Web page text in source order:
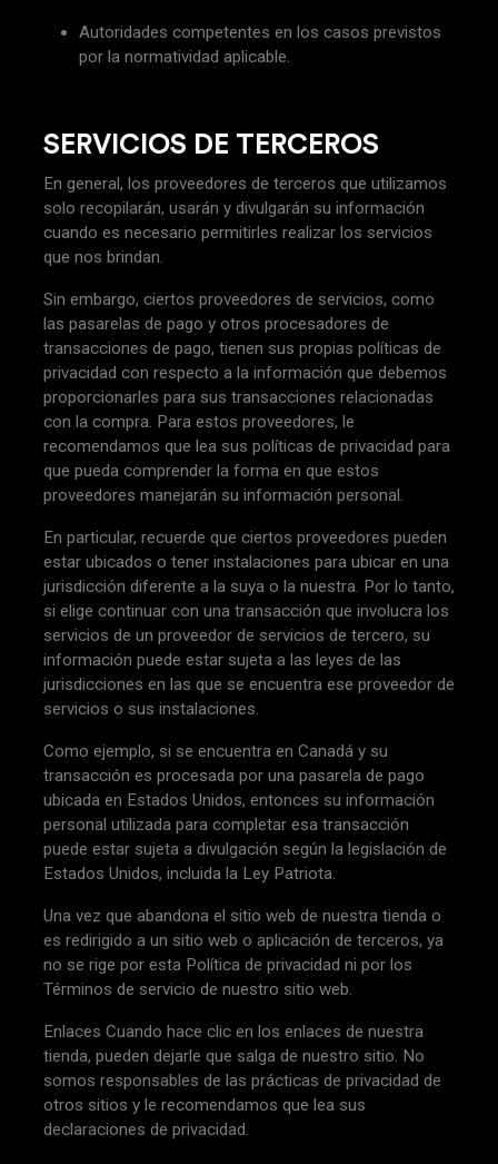
Autoridades competentes en los casos previstos
por la normatividad aplicable.
SERVICIOS DE TERCEROS
En general, los proveedores de terceros que utilizamos
solo recopilarán, usarán y divulgarán su información
cuando es necesario permitirles realizar los servicios
que nos brindan.
Sin embargo, ciertos proveedores de servicios, como
las pasarelas de pago y otros procesadores de
transacciones de pago, tienen sus propias políticas de
privacidad con respecto a la información que debemos
proporcionarles para sus transacciones relacionadas
con la compra. Para estos proveedores, le
recomendamos que lea sus políticas de privacidad para
que pueda comprender la forma en que estos
proveedores manejarán su información personal.
En particular, recuerde que ciertos proveedores pueden
estar ubicados o tener instalaciones para ubicar en una
jurisdicción diferente a la suya o la nuestra. Por lo tanto,
si elige continuar con una transacción que involucra los
servicios de un proveedor de servicios de tercero, su
información puede estar sujeta a las leyes de las
jurisdicciones en las que se encuentra ese proveedor de
servicios o sus instalaciones.
Como ejemplo, si se encuentra en Canadá y su
transacción es procesada por una pasarela de pago
ubicada en Estados Unidos, entonces su información
personal utilizada para completar esa transacción
puede estar sujeta a divulgación según la legislación de
Estados Unidos, incluida la Ley Patriota.
Una vez que abandona el sitio web de nuestra tienda o
es redirigido a un sitio web o aplicación de terceros, ya
no se rige por esta Política de privacidad ni por los
Términos de servicio de nuestro sitio web.
Enlaces Cuando hace clic en los enlaces de nuestra
tienda, pueden dejarle que salga de nuestro sitio. No
somos responsables de las prácticas de privacidad de
otros sitios y le recomendamos que lea sus
declaraciones de privacidad.